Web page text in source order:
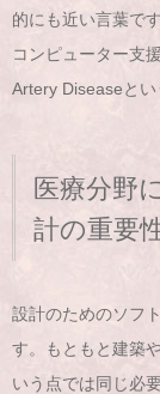
的にも近い言葉で
コンピューター支
Artery Diseaseとい
医療分野
計の重要
設計のためのソフ
す。もともと建築
いう点では同じ必